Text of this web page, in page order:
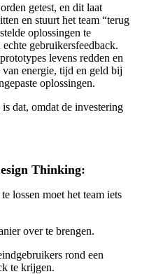
getest, en dit laat
en stuurt het team “terug
oplossingen te
gebruikersfeedback.
levens redden en
energie, tijd en geld bij
oplossingen.
dat, omdat de investering
Thinking:
lossen moet het team iets
over te brengen.
rond een
te krijgen.